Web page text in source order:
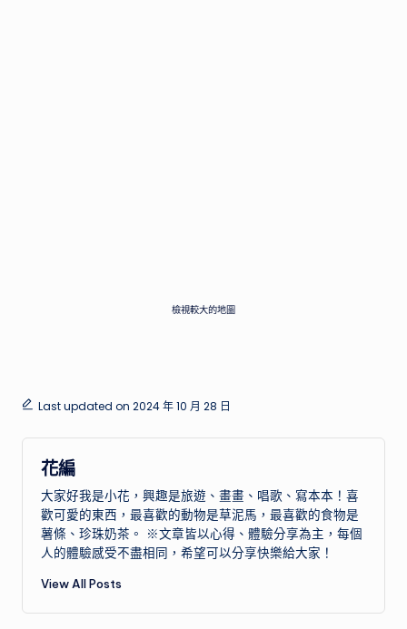
檢視較大的地圖
Last updated on 2024 年 10 月 28 日
花編
大家好我是小花，興趣是旅遊、畫畫、唱歌、寫本本！喜
歡可愛的東西，最喜歡的動物是草泥馬，最喜歡的食物是
薯條、珍珠奶茶。 ※文章皆以心得、體驗分享為主，每個
人的體驗感受不盡相同，希望可以分享快樂給大家！
View All Posts